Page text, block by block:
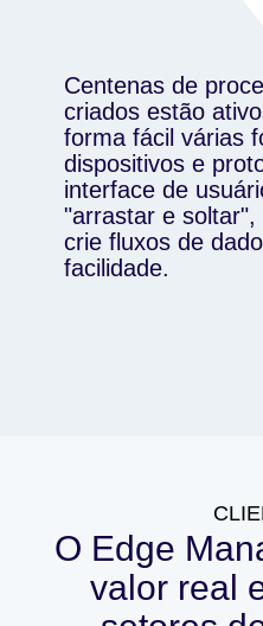
Centenas de
criados estão
forma fácil várias
dispositivos e
interface de
"arrastar e
crie fluxos de
facilidade.
O Edge
valor real